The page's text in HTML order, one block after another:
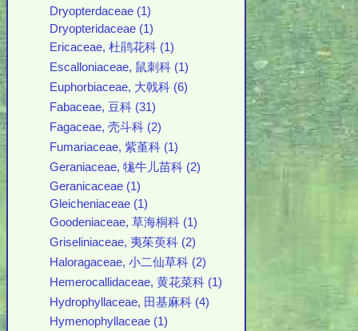
Dryopterdaceae (1)
Dryopteridaceae (1)
Ericaceae, 杜鹃花科 (1)
Escalloniaceae, 鼠刺科 (1)
Euphorbiaceae, 大戟科 (6)
Fabaceae, 豆科 (31)
Fagaceae, 壳斗科 (2)
Fumariaceae, 紫堇科 (1)
Geraniaceae, 牻牛儿苗科 (2)
Geranicaceae (1)
Gleicheniaceae (1)
Goodeniaceae, 草海桐科 (1)
Griseliniaceae, 夷茱萸科 (2)
Haloragaceae, 小二仙草科 (2)
Hemerocallidaceae, 黄花菜科 (1)
Hydrophyllaceae, 田基麻科 (4)
Hymenophyllaceae (1)